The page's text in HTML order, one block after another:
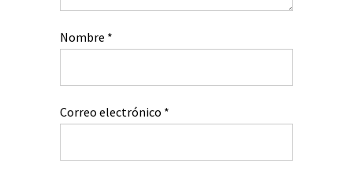
Nombre *
Correo electrónico *